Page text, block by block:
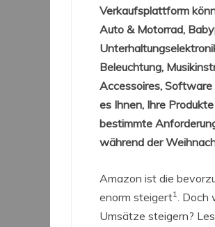
Verkaufsplattform
Auto & Motorrad,
Beleuchtung,
Accessoires, Software
es Ihnen, Ihre
bestimmte
während der
Amazon ist die
enorm steigert1. Doch
Umsätze steigern?